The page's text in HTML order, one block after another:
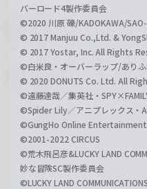
バーロード4製作委員会
©2020 川原 礫/KADOKAWA/
© 2017 Manjuu Co.,Ltd. &
© 2017 Yostar, Inc. All Rights
©白米良・オーバーラップ/あり
© 2020 DONUTS Co. Ltd. All
©遠藤達哉／集英社・
©Spider Lily／アニプレックス・
©GungHo Online
©2001-2022 CIRCUS
©荒木飛呂彦&LUCKY LAND
妙な冒険SC製作委員会
©LUCKY LAND